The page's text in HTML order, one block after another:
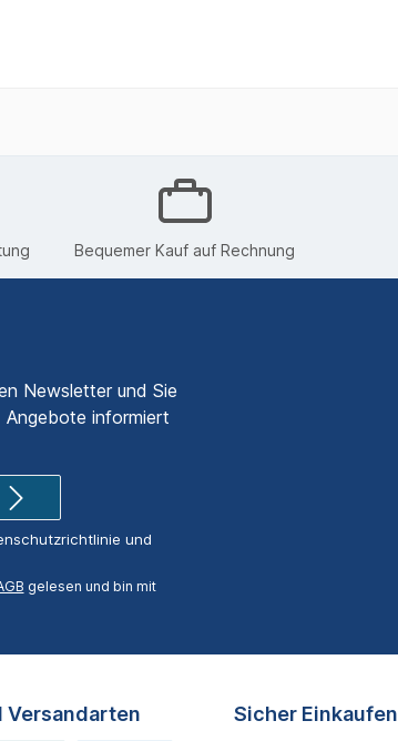
Bequemer Kauf auf Rechnung
Newsletter und Sie
Angebote informiert
und
gelesen und bin mit
Versandarten Sicher Einkaufen